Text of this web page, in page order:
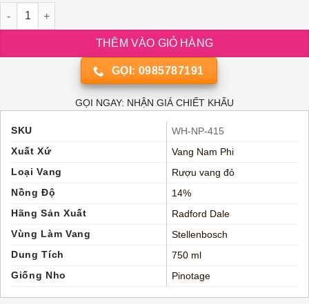
Vang Nam Phi The Winery of Good Hope Pinotage số lượng
THÊM VÀO GIỎ HÀNG
GỌI: 0985787191
GỌI NGAY: NHẬN GIÁ CHIẾT KHẤU
SKU
WH-NP-415
Xuất Xứ
Vang Nam Phi
Loại Vang
Rượu vang đỏ
Nồng Độ
14%
Hãng Sản Xuất
Radford Dale
Vùng Làm Vang
Stellenbosch
Dung Tích
750 ml
Giống Nho
Pinotage